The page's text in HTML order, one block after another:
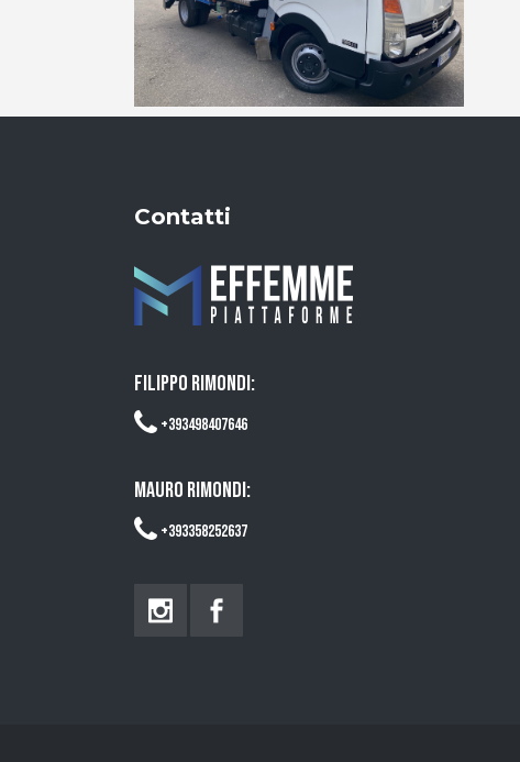
Contatti
FILIPPO RIMONDI:
+393498407646
MAURO RIMONDI:
+393358252637